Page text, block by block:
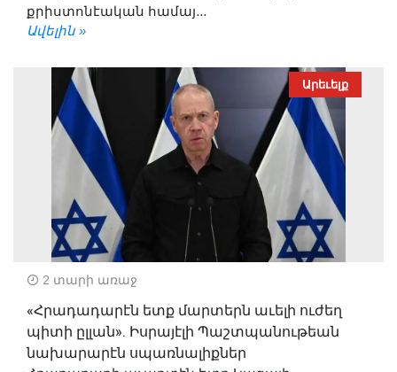
քրիստոնէական համայ...
Ավելին »
Արեւելք
2 տարի առաջ
«Հրադադարէն ետք մարտերն աւելի ուժեղ
պիտի ըլլան». Իսրայէլի Պաշտպանութեան
նախարարէն սպառնալիքներ